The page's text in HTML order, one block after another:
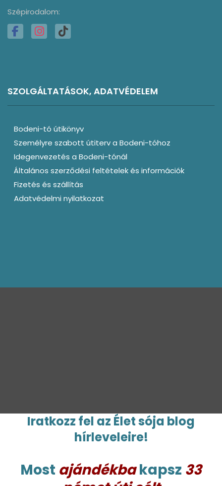
Szépirodalom:
SZOLGÁLTATÁSOK, ADATVÉDELEM
Bodeni-tó útikönyv
Személyre szabott útiterv a Bodeni-tóhoz
Idegenvezetés a Bodeni-tónál
Általános szerződési feltételek és információk
Fizetés és szállítás
Adatvédelmi nyilatkozat
Iratkozz fel az Élet sója blog
hírleveleire!
Most ajándékbakapsz 33